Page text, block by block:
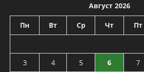
Август 2026
Пн Вт Ср Чт Пт
3
4 5 6 7